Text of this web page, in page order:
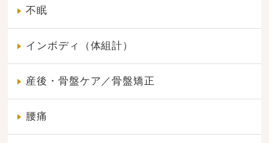
不眠
インボディ（体組計）
産後・骨盤ケア／骨盤矯正
腰痛